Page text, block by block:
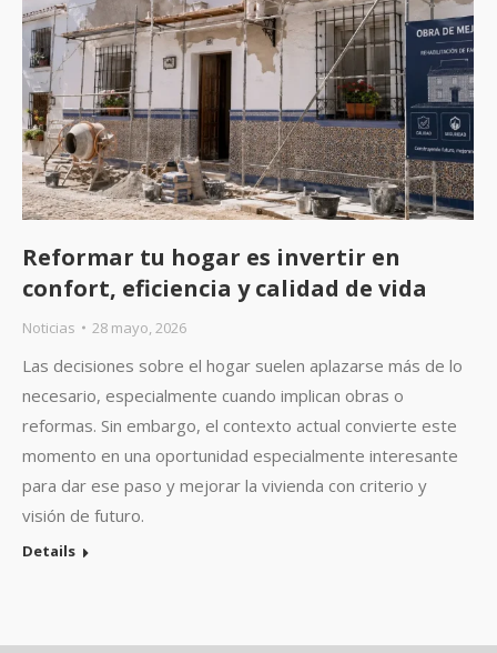
Reformar tu hogar es invertir en
confort, eficiencia y calidad de vida
Noticias 28 mayo, 2026
Las decisiones sobre el hogar suelen aplazarse más de lo
necesario, especialmente cuando implican obras o
reformas. Sin embargo, el contexto actual convierte este
momento en una oportunidad especialmente interesante
para dar ese paso y mejorar la vivienda con criterio y
visión de futuro.
Details